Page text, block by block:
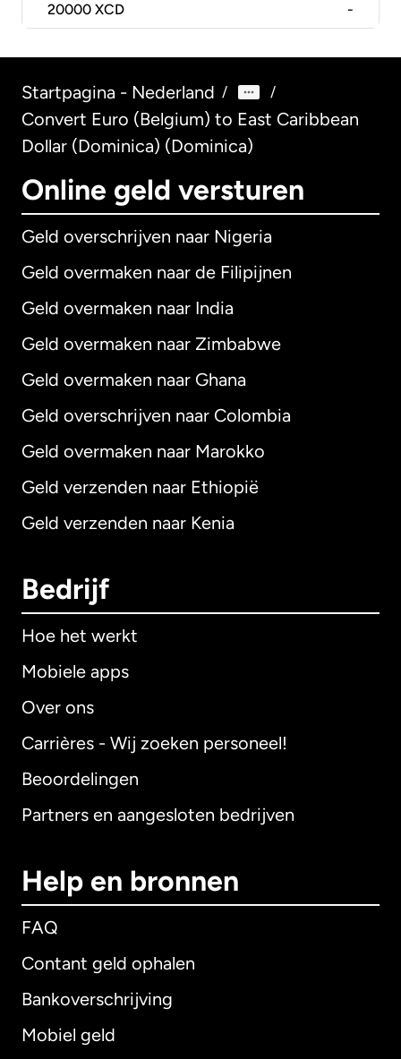
20000 XCD -
Startpagina - Nederland / /
Convert Euro (Belgium) to East Caribbean
Dollar (Dominica) (Dominica)
Online geld versturen
Geld overschrijven naar Nigeria
Geld overmaken naar de Filipijnen
Geld overmaken naar India
Geld overmaken naar Zimbabwe
Geld overmaken naar Ghana
Geld overschrijven naar Colombia
Geld overmaken naar Marokko
Geld verzenden naar Ethiopië
Geld verzenden naar Kenia
Bedrijf
Hoe het werkt
Mobiele apps
Over ons
Carrières - Wij zoeken personeel!
Beoordelingen
Partners en aangesloten bedrijven
Help en bronnen
FAQ
Contant geld ophalen
Bankoverschrijving
Mobiel geld